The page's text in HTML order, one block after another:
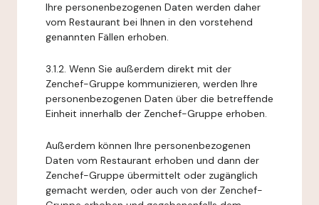
Ihre personenbezogenen Daten werden daher
vom Restaurant bei Ihnen in den vorstehend
genannten Fällen erhoben.
3.1.2. Wenn Sie außerdem direkt mit der
Zenchef-Gruppe kommunizieren, werden Ihre
personenbezogenen Daten über die betreffende
Einheit innerhalb der Zenchef-Gruppe erhoben.
Außerdem können Ihre personenbezogenen
Daten vom Restaurant erhoben und dann der
Zenchef-Gruppe übermittelt oder zugänglich
gemacht werden, oder auch von der Zenchef-